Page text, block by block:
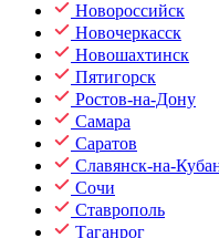
Новороссийск
Новочеркасск
Новошахтинск
Пятигорск
Ростов-на-Дону
Самара
Саратов
Славянск-на-
Сочи
Ставрополь
Таганрог